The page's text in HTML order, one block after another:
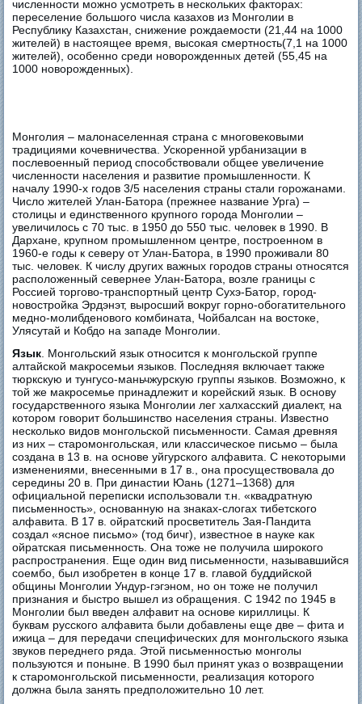
численности можно усмотреть в нескольких факторах:
переселение большого числа казахов из Монголии в
Республику Казахстан, снижение рождаемости (21,44 на 1000
жителей) в настоящее время, высокая смертность(7,1 на 1000
жителей), особенно среди новорожденных детей (55,45 на
1000 новорожденных).
Монголия – малонаселенная страна с многовековыми
традициями кочевничества. Ускоренной урбанизации в
послевоенный период способствовали общее увеличение
численности населения и развитие промышленности. К
началу 1990-х годов 3/5 населения страны стали горожанами.
Число жителей Улан-Батора (прежнее название Урга) –
столицы и единственного крупного города Монголии –
увеличилось с 70 тыс. в 1950 до 550 тыс. человек в 1990. В
Дархане, крупном промышленном центре, построенном в
1960-е годы к северу от Улан-Батора, в 1990 проживали 80
тыс. человек. К числу других важных городов страны относятся
расположенный севернее Улан-Батора, возле границы с
Россией торгово-транспортный центр Сухэ-Батор, город-
новостройка Эрдэнэт, выросший вокруг горно-обогатительного
медно-молибденового комбината, Чойбалсан на востоке,
Улясутай и Кобдо на западе Монголии.
Язык . Монгольский язык относится к монгольской группе
алтайской макросемьи языков. Последняя включает также
тюркскую и тунгусо-маньчжурскую группы языков. Возможно, к
той же макросемье принадлежит и корейский язык. В основу
государственного языка Монголии лег халхасский диалект, на
котором говорит большинство населения страны. Известно
несколько видов монгольской письменности. Самая древняя
из них – старомонгольская, или классическое письмо – была
создана в 13 в. на основе уйгурского алфавита. С некоторыми
изменениями, внесенными в 17 в., она просуществовала до
середины 20 в. При династии Юань (1271–1368) для
официальной переписки использовали т.н. «квадратную
письменность», основанную на знаках-слогах тибетского
алфавита. В 17 в. ойратский просветитель Зая-Пандита
создал «ясное письмо» (тод бичг), известное в науке как
ойратская письменность. Она тоже не получила широкого
распространения. Еще один вид письменности, называвшийся
соембо, был изобретен в конце 17 в. главой буддийской
общины Монголии Ундур-гэгэном, но он тоже не получил
признания и быстро вышел из обращения. С 1942 по 1945 в
Монголии был введен алфавит на основе кириллицы. К
буквам русского алфавита были добавлены еще две – фита и
ижица – для передачи специфических для монгольского языка
звуков переднего ряда. Этой письменностью монголы
пользуются и поныне. В 1990 был принят указ о возвращении
к старомонгольской письменности, реализация которого
должна была занять предположительно 10 лет.